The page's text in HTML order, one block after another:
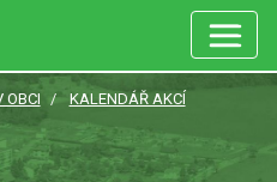
OBCI
KALENDÁŘ AKCÍ